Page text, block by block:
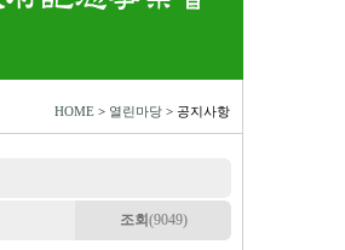
HOME > 열린마당 > 공지사항
조회 (9049)